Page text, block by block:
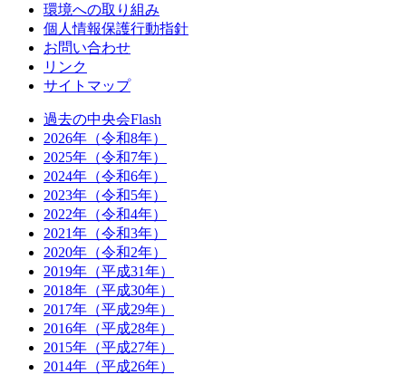
環境への取り組み
個人情報保護行動指針
お問い合わせ
リンク
サイトマップ
過去の中央会Flash
2026年（令和8年）
2025年（令和7年）
2024年（令和6年）
2023年（令和5年）
2022年（令和4年）
2021年（令和3年）
2020年（令和2年）
2019年（平成31年）
2018年（平成30年）
2017年（平成29年）
2016年（平成28年）
2015年（平成27年）
2014年（平成26年）